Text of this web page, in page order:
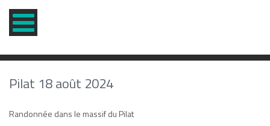
Pilat 18 août 2024
Randonnée dans le massif du Pilat